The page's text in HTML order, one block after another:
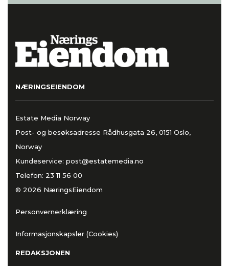
NÆRINGSEIENDOM
Estate Media Norway
Post- og besøksadresse Rådhusgata 26, 0151 Oslo,
Norway
Kundeservice: post@estatemedia.no
Telefon: 23 11 56 00
© 2026 NæringsEiendom
Personvernerklæring
Informasjonskapsler (Cookies)
REDAKSJONEN